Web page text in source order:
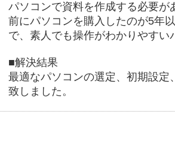
パソコンで資料を作成する必要が
前にパソコンを購入したのが5年
で、素人でも操作がわかりやすい
■解決結果
最適なパソコンの選定、初期設定
致しました。